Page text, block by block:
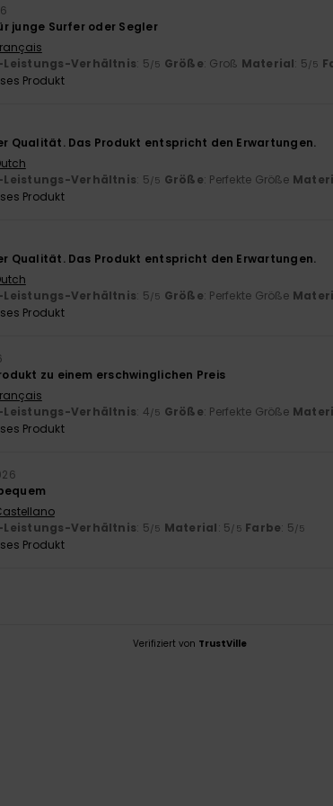
junge Surfer oder Segler
Leistungs-Verhältnis: 5 /5 Größe: Groß Material: 5 /5
Produkt
Qualität. Das Produkt entspricht den Erwartungen.
Leistungs-Verhältnis: 5 /5 Größe: Perfekte Größe
Produkt
Qualität. Das Produkt entspricht den Erwartungen.
Leistungs-Verhältnis: 5 /5 Größe: Perfekte Größe
Produkt
zu einem erschwinglichen Preis
Leistungs-Verhältnis: 4 /5 Größe: Perfekte Größe
Produkt
Leistungs-Verhältnis: 5 /5 Material: 5 /5 Farbe: 5 /5
Produkt
Verifiziert von TrustVille